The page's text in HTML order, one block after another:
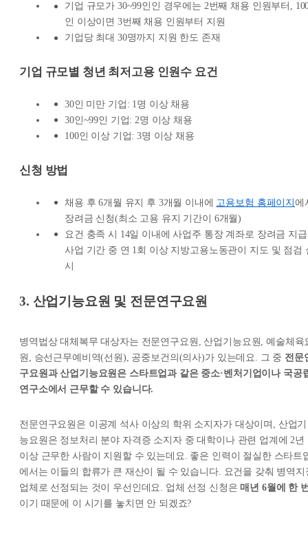
기업 규모가 30~99인인 경우에는 2번째 채용 인원부터,
인 이상이면 3번째 채용 인원부터 지원
기업당 최대 30명까지 지원 한도 존재
기업 규모별 청년 최저고용 인원수 요건
30인 미만 기업: 1명 이상 채용
30인~99인 기업: 2명 이상 채용
100인 이상 기업: 3명 이상 채용
신청 방법
채용 후 6개월 유지 후 3개월 이내에 고용보험 홈페이지에
장려금 신청(최소 고용 유지 기간이 6개월)
요건 충족 시 14일 이내에 사업주 통장 계좌로 장려금 지
사업 기간 중 연 1회 이상 지방고용노동관이 지도 및 점검
시
3. 산업기능요원 및 전문연구요원
병역법상 대체복무 대상자는 전문연구요원, 산업기능요원, 예술체육
원, 승선근무예비역(선원), 공중보건의(의사)가 있는데요. 그 중 전문
구요원과 산업기능요원은 스타트업과 같은 중소·벤처기업이나 국공
연구소에서 근무할 수 있습니다.
전문연구요원은 이공계 석사 이상의 학위 소지자가 대상이며, 산업기
능요원은 정보처리 분야 자격증 소지자 중 대학이나 관련 업계에 2년
이상 근무한 사람이 지원할 수 있는데요. 좋은 인력이 절실한 스타트
에서는 이들의 합류가 큰 재산이 될 수 있습니다. 요건을 갖춰 병역지
업체로 선정되는 것이 우선인데요. 업체 선정 신청은매년 6월에 한
이기 때문에 이 시기를 놓치면 안 되겠죠?